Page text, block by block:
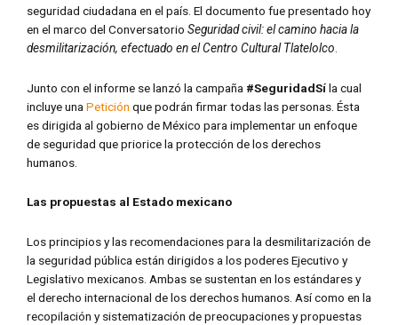
seguridad ciudadana en el país. El documento fue presentado hoy
en el marco del Conversatorio Seguridad civil: el camino hacia la
desmilitarización, efectuado en el Centro Cultural Tlatelolco
Junto con el informe se lanzó la campaña #SeguridadSíla cual
incluye una Petición que podrán firmar todas las personas. Ésta
es dirigida al gobierno de México para implementar un enfoque
de seguridad que priorice la protección de los derechos
humanos.
Las propuestas al Estado mexicano
Los principios y las recomendaciones para la desmilitarización de
la seguridad pública están dirigidos a los poderes Ejecutivo y
Legislativo mexicanos. Ambas se sustentan en los estándares y
el derecho internacional de los derechos humanos. Así como en la
recopilación y sistematización de preocupaciones y propuestas